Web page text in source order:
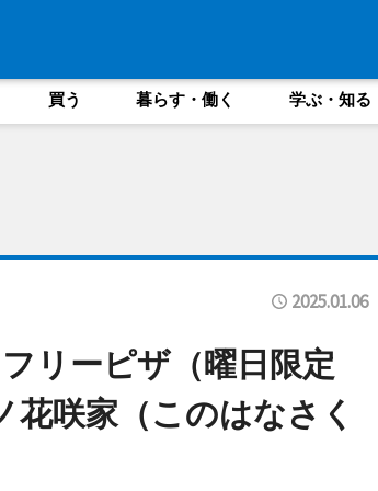
買う 暮らす・働く 学ぶ・知る
2025.01.06
リーピザ（曜日限定
咲家（このはなさく